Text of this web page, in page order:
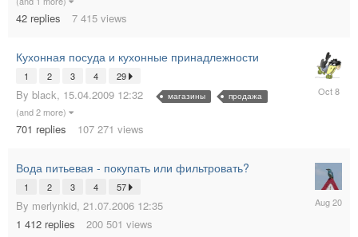
42 replies 7 415 views
Кухонная посуда и кухонные принадлежности
1 2 3 4 29
By black, 15.04.2009 12:32 магазины продажа
(and 2 more)
701 replies 107 271 views
Вода питьевая - покупать или фильтровать?
1 2 3 4 57
By merlynkid, 21.07.2006 12:35
1 412 replies 200 501 views
13:27